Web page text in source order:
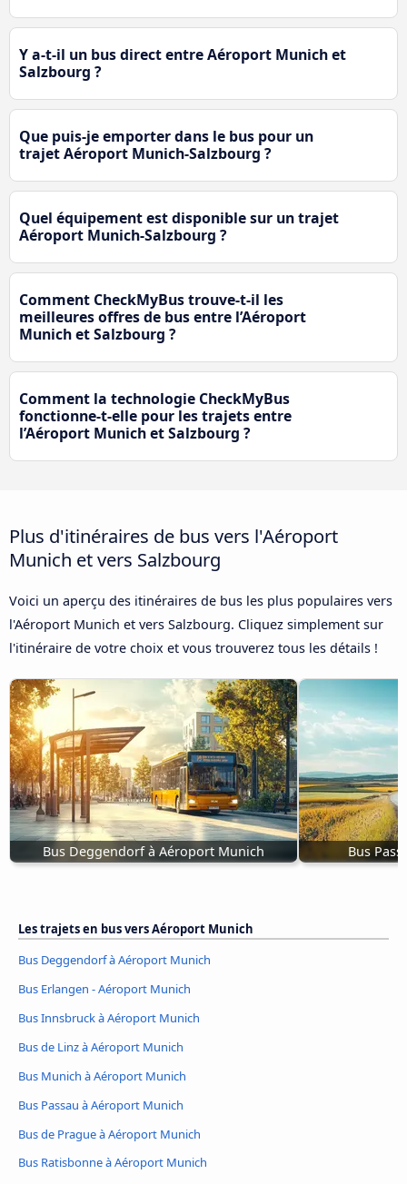
Y a-t-il un bus direct entre Aéroport Munich et
Salzbourg ?
Que puis-je emporter dans le bus pour un
trajet Aéroport Munich-Salzbourg ?
Quel équipement est disponible sur un trajet
Aéroport Munich-Salzbourg ?
Comment CheckMyBus trouve-t-il les
meilleures offres de bus entre l’Aéroport
Munich et Salzbourg ?
Comment la technologie CheckMyBus
fonctionne-t-elle pour les trajets entre
l’Aéroport Munich et Salzbourg ?
Plus d'itinéraires de bus vers l'Aéroport
Munich et vers Salzbourg
Voici un aperçu des itinéraires de bus les plus populaires vers
l'Aéroport Munich et vers Salzbourg. Cliquez simplement sur
l'itinéraire de votre choix et vous trouverez tous les détails !
Bus Deggendorf à Aéroport Munich Bus
Les trajets en bus vers Aéroport Munich
Bus Deggendorf à Aéroport Munich
Bus Erlangen - Aéroport Munich
Bus Innsbruck à Aéroport Munich
Bus de Linz à Aéroport Munich
Bus Munich à Aéroport Munich
Bus Passau à Aéroport Munich
Bus de Prague à Aéroport Munich
Bus Ratisbonne à Aéroport Munich